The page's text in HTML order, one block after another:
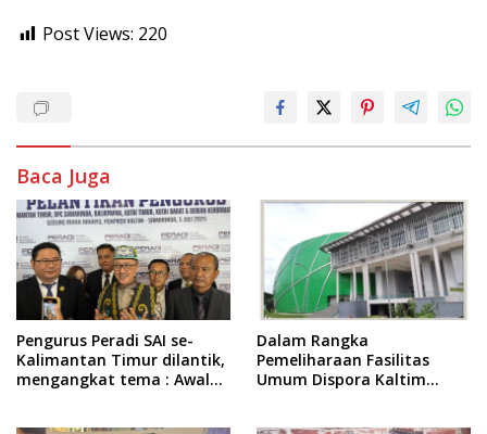
Post Views: 220
Baca Juga
Pengurus Peradi SAI se-
Kalimantan Timur dilantik,
mengangkat tema : Awal
Dalam Rangka
Pemeliharaan Fasilitas
Umum Dispora Kaltim